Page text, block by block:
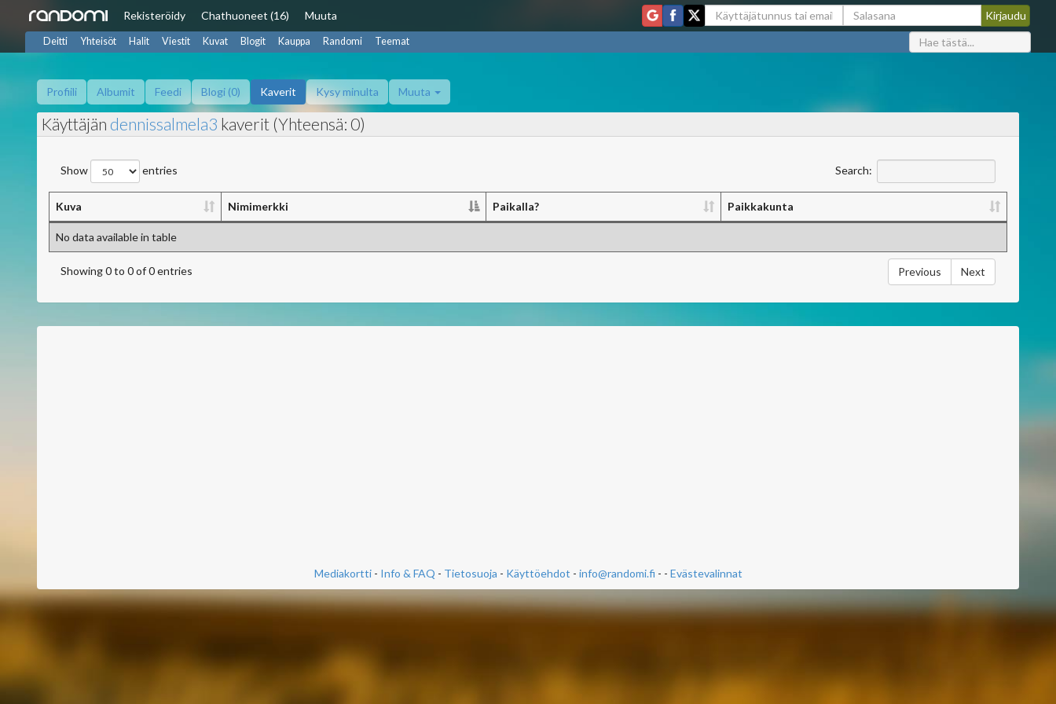
Rekisteröidy Chathuoneet (16) Muuta
Deitti Yhteisöt Halit Viestit Kuvat Blogit Kauppa Randomi Teemat
Profiili Albumit Feedi Blogi (0) Kaverit Kysy minulta Muuta
Käyttäjän dennissalmela3 kaverit (Yhteensä: 0)
Show entries Search:
Kuva Nimimerkki Paikalla? Paikkakunta
No data available in table
Showing 0 to 0 of 0 entries Previous Next
Mediakortti- Info & FAQ - Tietosuoja - Käyttöehdot - info@randomi.fi - - Evästevalinnat